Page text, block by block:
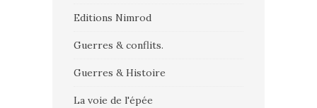
Editions Nimrod
Guerres & conflits.
Guerres & Histoire
La voie de l'épée